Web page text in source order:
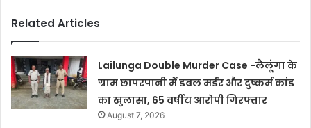
Related Articles
Lailunga Double Murder Case -लैलूंगा के
ग्राम छापरपानी में डबल मर्डर और दुष्कर्म कांड
का खुलासा, 65 वर्षीय आरोपी गिरफ्तार
August 7, 2026